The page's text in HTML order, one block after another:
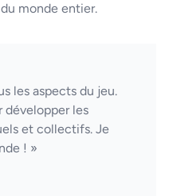
monde entier.
les aspects du jeu.
développer les
et collectifs. Je
! »